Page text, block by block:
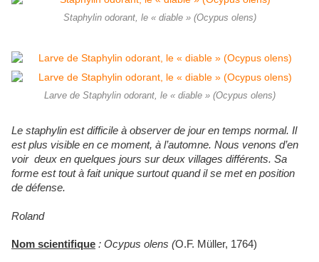
Staphylin odorant, le « diable » (Ocypus olens)
Larve de Staphylin odorant, le « diable » (Ocypus olens)
Le staphylin est difficile à observer de jour en temps normal. Il
est plus visible en ce moment, à l’automne. Nous venons d’en
voir deux en quelques jours sur deux villages différents. Sa
forme est tout à fait unique surtout quand il se met en position
de défense.
Roland
Nom scientifique : Ocypus olens (O.F. Müller, 1764)